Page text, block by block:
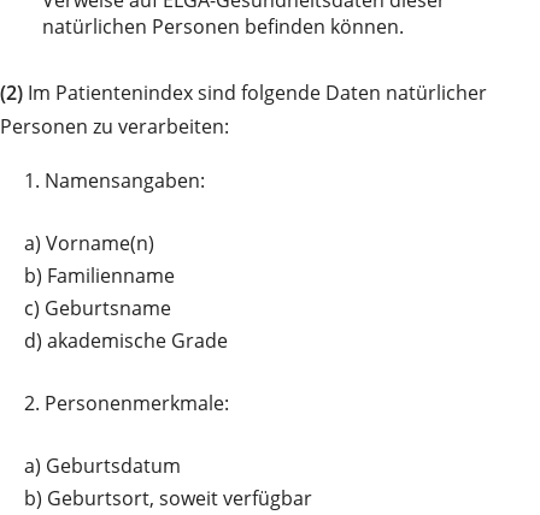
natürlichen Personen befinden können.
(2) Im Patientenindex sind folgende Daten natürlicher
Personen zu verarbeiten:
1. Namensangaben:
a) Vorname(n)
b) Familienname
c) Geburtsname
d) akademische Grade
2. Personenmerkmale:
a) Geburtsdatum
b) Geburtsort, soweit verfügbar